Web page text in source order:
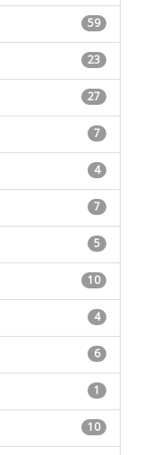
59
23
27
7
4
7
5
10
4
6
1
10